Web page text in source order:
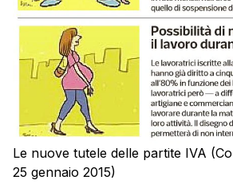
Le nuove tutele delle partite IVA
25 gennaio 2015)